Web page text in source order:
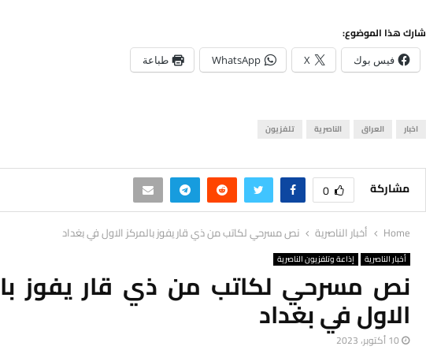
شارك هذا الموضوع:
فيس بوك X
WhatsApp طباعة
اخبار العراق الناصرية تلفزيون
مشاركة 0
Home أخبار الناصرية نص مسرحي لكاتب من ذي قار يفوز بالمركز الاول في بغداد
أخبار الناصرية إذاعة وتلفزيون الناصرية
نص مسرحي لكاتب من ذي قار يفوز
الاول في بغداد
10 أكتوبر، 2023